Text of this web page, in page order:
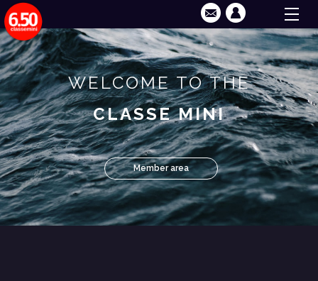
WELCOME TO THE
CLASSE MINI
Member area